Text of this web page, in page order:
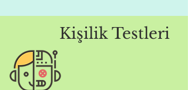
Kişilik Testleri